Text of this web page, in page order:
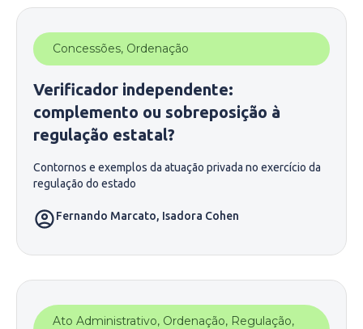
Concessões, Ordenação
Verificador independente:
complemento ou sobreposição à
regulação estatal?
Contornos e exemplos da atuação privada no exercício da
regulação do estado
Fernando Marcato, Isadora Cohen
Ato Administrativo, Ordenação, Regulação,